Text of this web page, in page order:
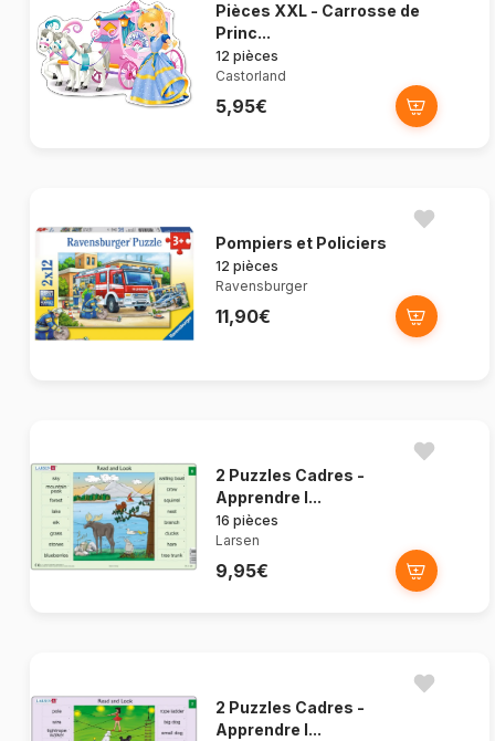
Pièces XXL - Carrosse de
Princ...
12 pièces
Castorland
5,95€
Pompiers et Policiers
12 pièces
Ravensburger
11,90€
2 Puzzles Cadres -
Apprendre l...
16 pièces
Larsen
9,95€
2 Puzzles Cadres -
Apprendre l...